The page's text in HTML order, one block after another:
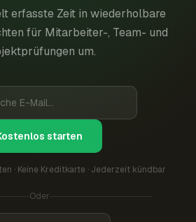
erfasste Zeit in wiederholbare
für Mitarbeiter-, Team- und
um.
starten
· Keine Kreditkarte · Jederzeit kündbar
Oder